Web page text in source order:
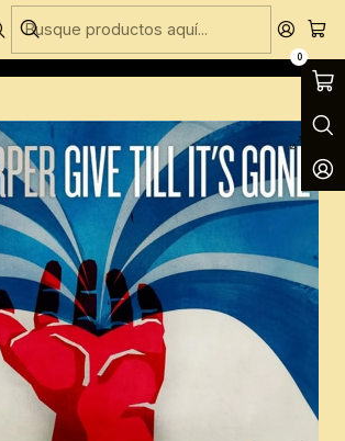
0
Gratis todos los días en Concepción
Nuevos
Till It's Gone